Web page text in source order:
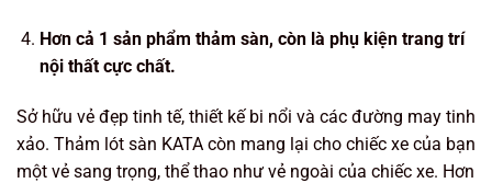
Hơn cả 1 sản phẩm thảm sàn, còn là phụ kiện trang trí
nội thất cực chất.
Sở hữu vẻ đẹp tinh tế, thiết kế bi nổi và các đường may tinh
xảo. Thảm lót sàn KATA còn mang lại cho chiếc xe của bạn
một vẻ sang trọng, thể thao như vẻ ngoài của chiếc xe. Hơn